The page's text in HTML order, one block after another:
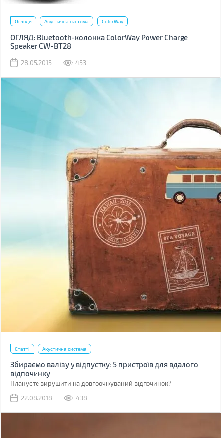
Огляди Акустична система ColorWay
ОГЛЯД: Bluetooth-колонка ColorWay Power Charge
Speaker CW-BT28
28.05.2015 453
Статті Акустична система
Збираємо валізу у відпустку: 5 пристроїв для вдалого
відпочинку
Плануєте вирушити на довгоочікуваний відпочинок?
22.08.2018
438